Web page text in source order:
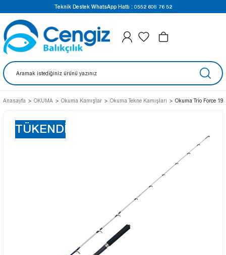
Teknik Destek WhatsApp Hattı : 0552 608 76 52
Anasayfa OKUMA Okuma Kamışlar Okuma Tekne Kamışları Okuma Trio Force
TÜKENDİ